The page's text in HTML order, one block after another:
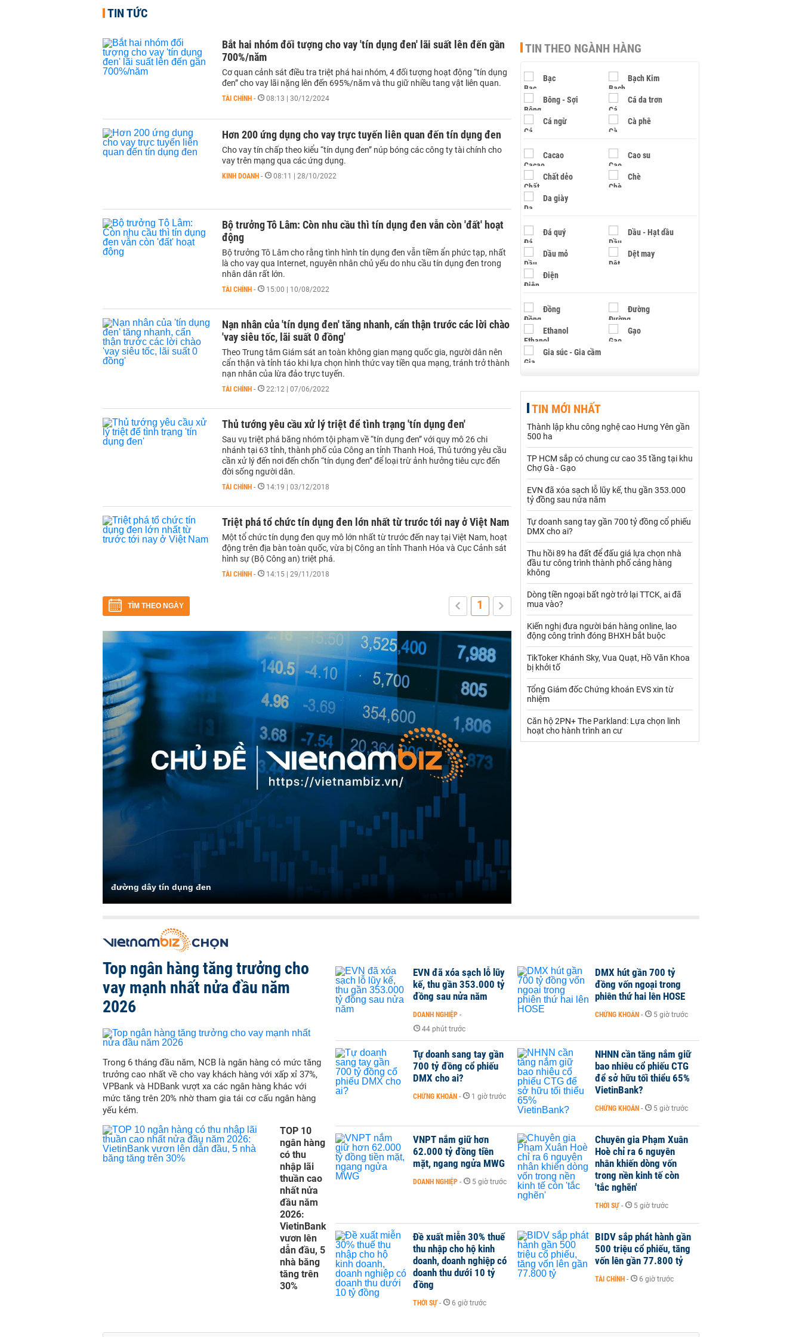
TIN TỨC
Bắt hai nhóm đối tượng cho vay 'tín dụng đen' lãi suất lên đến gần
700%/năm
Cơ quan cảnh sát điều tra triệt phá hai nhóm, 4 đối tượng hoạt động “tín dụng
đen” cho vay lãi nặng lên đến 695%/năm và thu giữ nhiều tang vật liên quan.
TÀI CHÍNH - 08:13 | 30/12/2024
Hơn 200 ứng dụng cho vay trực tuyến liên quan đến tín dụng đen
Cho vay tín chấp theo kiểu “tín dụng đen” núp bóng các công ty tài chính cho
vay trên mạng qua các ứng dụng.
KINH DOANH - 08:11 | 28/10/2022
Bộ trưởng Tô Lâm: Còn nhu cầu thì tín dụng đen vẫn còn 'đất' hoạt
động
Bộ trưởng Tô Lâm cho rằng tình hình tín dụng đen vẫn tiềm ẩn phức tạp, nhất
là cho vay qua Internet, nguyên nhân chủ yếu do nhu cầu tín dụng đen trong
nhân dân rất lớn.
TÀI CHÍNH - 15:00 | 10/08/2022
Nạn nhân của 'tín dụng đen' tăng nhanh, cẩn thận trước các lời chào
'vay siêu tốc, lãi suất 0 đồng'
Theo Trung tâm Giám sát an toàn không gian mạng quốc gia, người dân nên
cẩn thận và tỉnh táo khi lựa chọn hình thức vay tiền qua mạng, tránh trở thành
nạn nhân của lừa đảo trực tuyến.
TÀI CHÍNH - 22:12 | 07/06/2022
Thủ tướng yêu cầu xử lý triệt để tình trạng 'tín dụng đen'
Sau vụ triệt phá băng nhóm tội phạm về “tín dụng đen” với quy mô 26 chi
nhánh tại 63 tỉnh, thành phố của Công an tỉnh Thanh Hoá, Thủ tướng yêu cầu
cần xử lý đến nơi đến chốn “tín dụng đen” để loại trừ ảnh hưởng tiêu cực đến
đời sống người dân.
TÀI CHÍNH - 14:19 | 03/12/2018
Triệt phá tổ chức tín dụng đen lớn nhất từ trước tới nay ở Việt Nam
Một tổ chức tín dụng đen quy mô lớn nhất từ trước đến nay tại Việt Nam, hoạt
động trên địa bàn toàn quốc, vừa bị Công an tỉnh Thanh Hóa và Cục Cảnh sát
hình sự (Bộ Công an) triệt phá.
TÀI CHÍNH - 14:15 | 29/11/2018
TÌM THEO NGÀY 1
đường dây tín dụng đen
TIN THEO NGÀNH HÀNG
Bạc Bạch Kim
Bông - Sợi Cá da trơn
Cá ngừ Cà phê
Cacao Cao su
Chất dẻo Chè
Da giày
Đá quý Dầu - Hạt dầu
Dầu mỏ Dệt may
Điện
Đồng Đường
Ethanol Gạo
Gia súc - Gia cầm
Hạt điều
Khí đốt
Kim loại khác Mắc ca
Muối Ngũ cốc
Nhựa - Hạt nhựa
Palladium Phân bón
Rau - Củ -Quả Sắt thép
Sữa
Than Thức ăn chăn nuôi
Thủy hải sản khác Tôm
Vàng
VLXD khác Xăng dầu
Xi măng - Clynker
TIN MỚI NHẤT
Thành lập khu công nghệ cao Hưng Yên gần
500 ha
TP HCM sắp có chung cư cao 35 tầng tại khu
Chợ Gà - Gạo
EVN đã xóa sạch lỗ lũy kế, thu gần 353.000
tỷ đồng sau nửa năm
Tự doanh sang tay gần 700 tỷ đồng cổ phiếu
DMX cho ai?
Thu hồi 89 ha đất để đấu giá lựa chọn nhà
đầu tư công trình thành phố cảng hàng
không
Dòng tiền ngoại bất ngờ trở lại TTCK, ai đã
mua vào?
Kiến nghị đưa người bán hàng online, lao
động công trình đóng BHXH bắt buộc
TikToker Khánh Sky, Vua Quạt, Hồ Văn Khoa
bị khởi tố
Tổng Giám đốc Chứng khoán EVS xin từ
nhiệm
Căn hộ 2PN+ The Parkland: Lựa chọn linh
hoạt cho hành trình an cư
Top ngân hàng tăng trưởng cho
vay mạnh nhất nửa đầu năm
2026
Trong 6 tháng đầu năm, NCB là ngân hàng có mức tăng
trưởng cao nhất về cho vay khách hàng với xấp xỉ 37%,
VPBank và HDBank vượt xa các ngân hàng khác với
mức tăng trên 20% nhờ tham gia tái cơ cấu ngân hàng
yếu kém.
TOP 10
ngân hàng
có thu
nhập lãi
thuần cao
nhất nửa
đầu năm
2026:
VietinBank
vươn lên
dẫn đầu, 5
nhà băng
tăng trên
30%
EVN đã xóa sạch lỗ lũy
kế, thu gần 353.000 tỷ
đồng sau nửa năm
DOANH NGHIỆP -
44 phút trước
DMX hút gần 700 tỷ
đồng vốn ngoại trong
phiên thứ hai lên HOSE
CHỨNG KHOÁN - 5 giờ trước
Tự doanh sang tay gần
700 tỷ đồng cổ phiếu
DMX cho ai?
CHỨNG KHOÁN - 1 giờ trước
NHNN cần tăng nắm giữ
bao nhiêu cổ phiếu CTG
để sở hữu tối thiểu 65%
VietinBank?
CHỨNG KHOÁN - 5 giờ trước
VNPT nắm giữ hơn
62.000 tỷ đồng tiền
mặt, ngang ngửa MWG
DOANH NGHIỆP - 5 giờ trước
Chuyên gia Phạm Xuân
Hoè chỉ ra 6 nguyên
nhân khiến dòng vốn
trong nền kinh tế còn
'tắc nghẽn'
THỜI SỰ - 5 giờ trước
Đề xuất miễn 30% thuế
thu nhập cho hộ kinh
doanh, doanh nghiệp có
doanh thu dưới 10 tỷ
đồng
THỜI SỰ - 6 giờ trước
BIDV sắp phát hành gần
500 triệu cổ phiếu, tăng
vốn lên gần 77.800 tỷ
TÀI CHÍNH - 6 giờ trước